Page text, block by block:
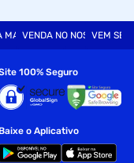
MARTVENDA NO NOSSO SITE
VEM SER
100% Seguro
Baixe o Aplicativo